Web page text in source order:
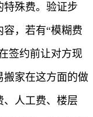
特殊费。验证步
，若有“模糊费
签约前让对方现
搬家在这方面的做
、人工费、楼层